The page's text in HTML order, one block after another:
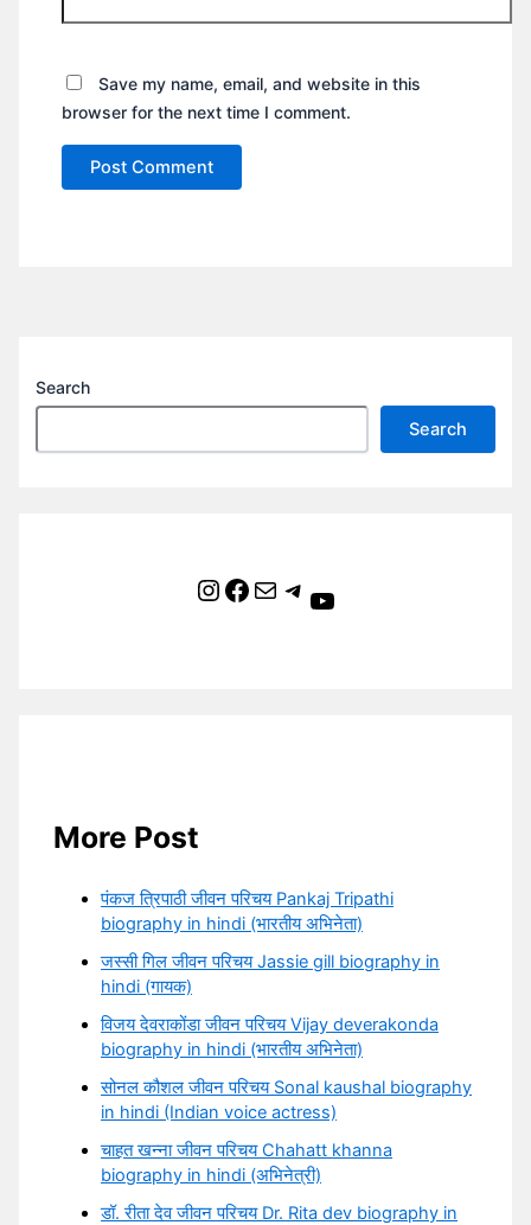
Save my name, email, and website in this
browser for the next time I comment.
Search
Search
Instagram Facebook Mail Telegram YouTube
More Post
पंकज त्रिपाठी जीवन परिचय Pankaj Tripathi
biography in hindi (भारतीय अभिनेता)
जस्सी गिल जीवन परिचय Jassie gill biography in
hindi (गायक)
विजय देवराकोंडा जीवन परिचय Vijay deverakonda
biography in hindi (भारतीय अभिनेता)
सोनल कौशल जीवन परिचय Sonal kaushal biography
in hindi (Indian voice actress)
चाहत खन्ना जीवन परिचय Chahatt khanna
biography in hindi (अभिनेत्री)
डॉ. रीता देव जीवन परिचय Dr. Rita dev biography in